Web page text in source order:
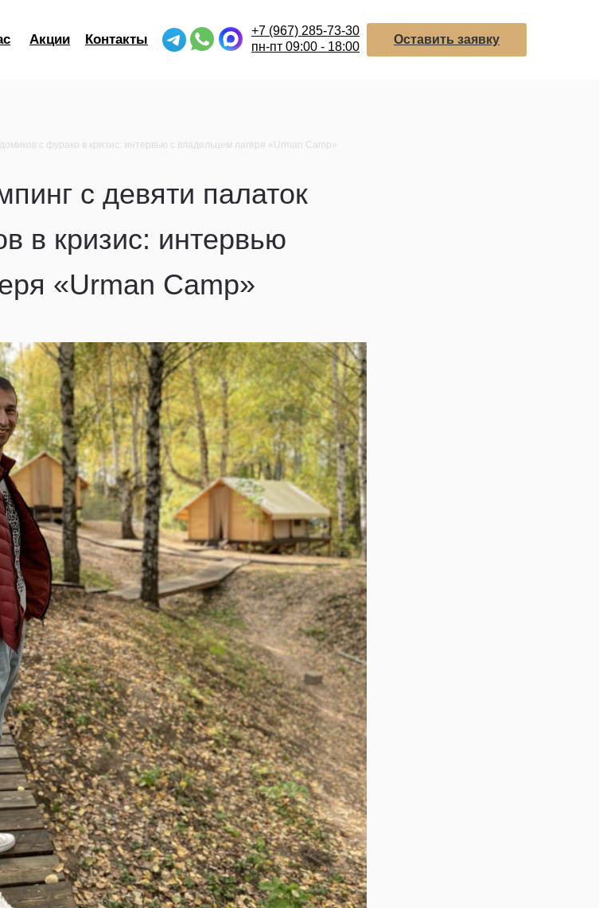
+7 (967) 285-73-30
пн-пт 09:00 - 18:00
Контакты Оставить заявку
Акции
с фурако в кризис: интервью с владельцем лагеря «Urman Camp»
с девяти палаток
в кризис: интервью
«Urman Camp»